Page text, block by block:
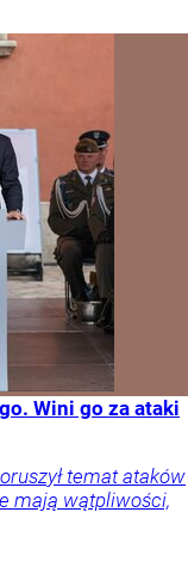
Wini go za ataki
temat ataków
mają wątpliwości,